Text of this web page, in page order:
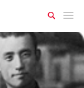
메뉴 열기
상
세
색